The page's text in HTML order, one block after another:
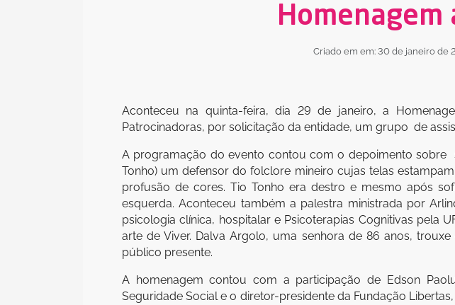
Homenagem
Criado em em: 30 de janeiro de
Aconteceu na quinta-feira, dia 29 de janeiro, a
Patrocinadoras, por solicitação da entidade, um grupo de
A programação do evento contou com o depoimento sobre
Tonho) um defensor do folclore mineiro cujas telas
profusão de cores. Tio Tonho era destro e mesmo após
esquerda. Aconteceu também a palestra ministrada por
psicologia clínica, hospitalar e Psicoterapias Cognitivas pela
arte de Viver. Dalva Argolo, uma senhora de 86 anos,
público presente.
A homenagem contou com a participação de Edson
Seguridade Social e o diretor-presidente da Fundação